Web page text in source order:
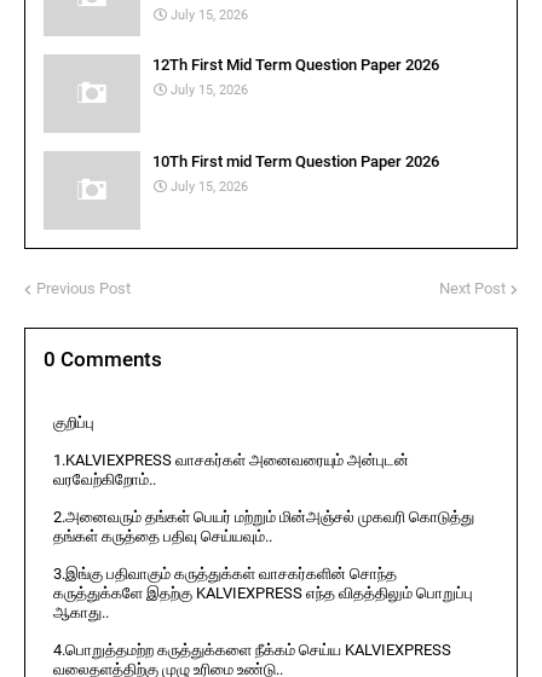
July 15, 2026
12Th First Mid Term Question Paper 2026
July 15, 2026
10Th First mid Term Question Paper 2026
July 15, 2026
Previous Post Next Post
0 Comments
குறிப்பு
1.KALVIEXPRESS வாசகர்கள் அனைவரையும் அன்புடன்
வரவேற்கிறோம்..
2.அனைவரும் தங்கள் பெயர் மற்றும் மின்அஞ்சல் முகவரி கொடுத்து
தங்கள் கருத்தை பதிவு செய்யவும்..
3.இங்கு பதிவாகும் கருத்துக்கள் வாசகர்களின் சொந்த
கருத்துக்களே இதற்கு KALVIEXPRESS எந்த விதத்திலும் பொறுப்பு
ஆகாது..
4.பொறுத்தமற்ற கருத்துக்களை நீக்கம் செய்ய KALVIEXPRESS
வலைதளத்திற்கு முழு உரிமை உண்டு..